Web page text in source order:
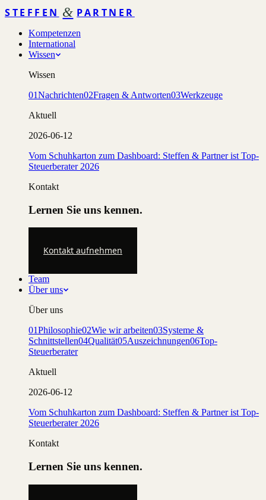
STEFFEN & PARTNER
Kompetenzen
International
Wissen
Wissen
01Nachrichten02Fragen & Antworten03Werkzeuge
Aktuell
2026-06-12
Vom Schuhkarton zum Dashboard: Steffen & Partner ist Top-
Steuerberater 2026
Kontakt
Lernen Sie uns kennen.
Kontakt aufnehmen
Team
Über uns
Über uns
01Philosophie02Wie wir arbeiten03Systeme &
Schnittstellen04Qualität05Auszeichnungen06Top-
Steuerberater
Aktuell
2026-06-12
Vom Schuhkarton zum Dashboard: Steffen & Partner ist Top-
Steuerberater 2026
Kontakt
Lernen Sie uns kennen.